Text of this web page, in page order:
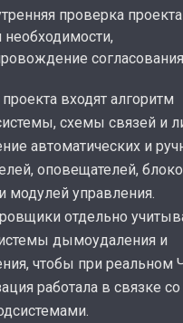
проверка
необходимости,
входят алгоритм
схемы связей и
автоматических и
оповещателей,
модулей управления.
отдельно
дымоудаления и
чтобы при реальном
работала в связке со